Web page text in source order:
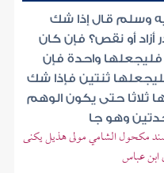
وسلم قال إذا شك
أو نقص؟ فإن كان
واحدة فإن
ثنتين فإذا شك
ثلاثا حتى يكون الوهم
وهو جا
مكحول الشامي مولى هذيل يكنى
ابن عباس